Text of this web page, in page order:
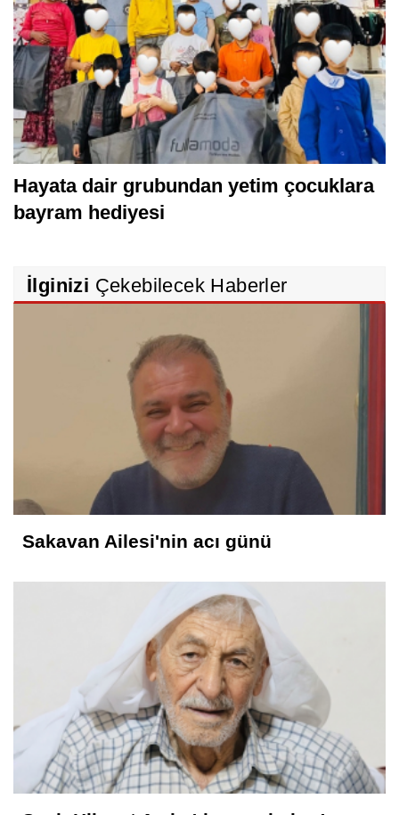
Hayata dair grubundan yetim çocuklara
bayram hediyesi
İlginizi Çekebilecek Haberler
Sakavan Ailesi'nin acı günü